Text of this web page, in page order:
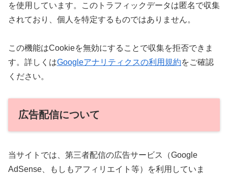
を使用しています。このトラフィックデータは匿名で収集
されており、個人を特定するものではありません。
この機能はCookieを無効にすることで収集を拒否できま
す。詳しくはGoogleアナリティクスの利用規約をご確認
ください。
広告配信について
当サイトでは、第三者配信の広告サービス（Google
AdSense、もしもアフィリエイト等）を利用していま